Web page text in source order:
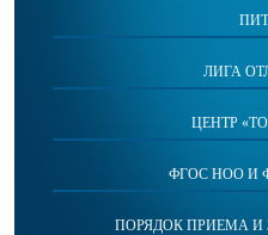
ЛИГА
ЦЕНТР
ФГОС НОО И
ПОРЯДОК ПРИЕМА И